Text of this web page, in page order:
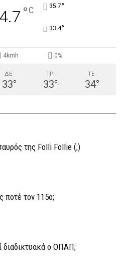
°C 35.7°
33.4°
4kmh 0%
ΔΕ
33°
ΤΡ
33°
ΤΕ
34°
της Folli Follie (;)
ποτέ τον 115ο;
διαδικτυακά ο ΟΠΑΠ;